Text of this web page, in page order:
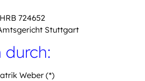
724652
Stuttgart
durch:
Weber (*)